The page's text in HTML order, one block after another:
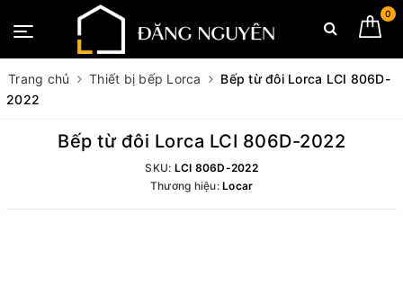
0
Trang chủ Thiết bị bếp Lorca
Bếp từ đôi Lorca LCI 806D-
2022
Bếp từ đôi Lorca LCI 806D-2022
SKU: LCI 806D-2022
Thương hiệu: Locar